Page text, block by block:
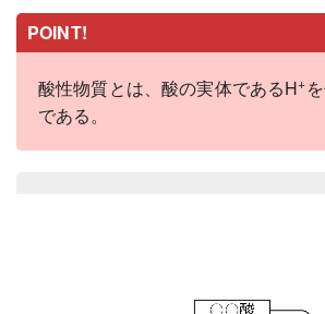
POINT!
酸性物質とは、酸の実体であるH+
である。